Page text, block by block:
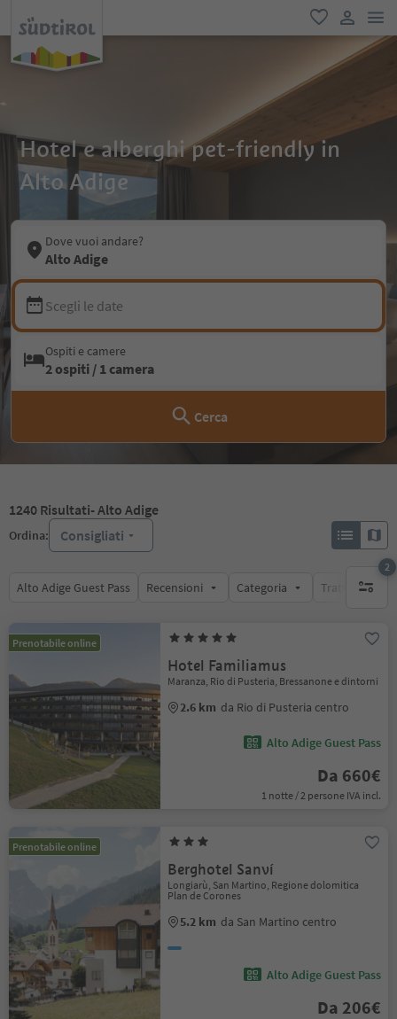
favoriti
user link
Hotel e alberghi pet-friendly in
Alto Adige
Dove vuoi andare?
Alto Adige
Scegli le date
Ospiti e camere
2 ospiti / 1 camera
Cerca
1240 Risultati- Alto Adige
Ordina: Consigliati
Alto Adige Guest Pass Recensioni Categoria Trattamento
2
filtri
Prenotabile online
Hotel Familiamus
Maranza, Rio di Pusteria, Bressanone e dintorni
2.6 km da Rio di Pusteria centro
Alto Adige Guest Pass
Da 660€
1 notte / 2 persone IVA incl.
Prenotabile online
Berghotel Sanví
Longiarù, San Martino, Regione dolomitica
Plan de Corones
5.2 km da San Martino centro
Alto Adige Guest Pass
Da 206€